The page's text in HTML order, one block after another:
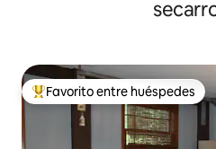
Favorito entre los huéspedes
Favorito entre huéspedes